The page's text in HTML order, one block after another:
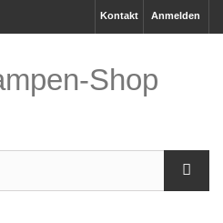
Anmelden
Kontakt